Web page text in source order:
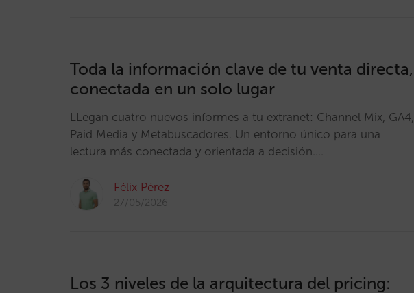
Toda la información clave de tu venta directa,
conectada en un solo lugar
LLegan cuatro nuevos informes a tu extranet: Channel Mix, GA4,
Paid Media y Metabuscadores. Un entorno único para una
lectura más conectada y orientada a decisión.…
Félix Pérez
27/05/2026
Los 3 niveles de la arquitectura del pricing: